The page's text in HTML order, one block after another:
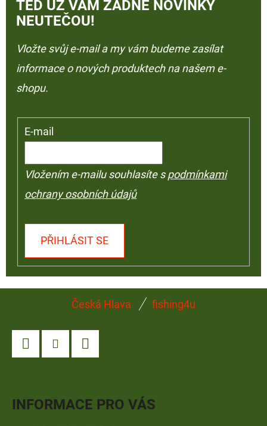
TEĎ UŽ VÁM ŽÁDNÉ NOVINKY
NEUTEČOU!
Vložte svůj e-mail a my vám budeme zasílat
informace o nových produktech na našem e-
shopu.
E-mail
Vložením e-mailu souhlasíte spodmínkami
ochrany osobních údajů
PŘIHLÁSIT SE
Česká Hlava fishing4u
INFORMACE PRO VÁS